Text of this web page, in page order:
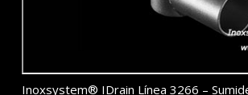
Inoxsystem® IDrain Línea 3266 –